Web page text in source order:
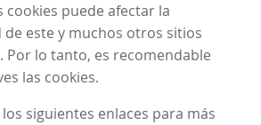
cookies puede afectar la
este y muchos otros sitios
Por lo tanto, es recomendable
las cookies.
siguientes enlaces para más